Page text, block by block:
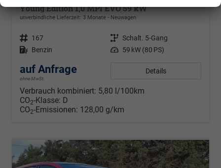
Young Edition 1,0 MPI EVO 59 kW
unverbindliche Lieferzeit: 3 Monate Neuwagen
Fahrzeugnr. 167 Getriebe Schalt. 5-Gang
Kraftstoff Benzin Leistung 59 kW (80 PS)
auf Anfrage
ohne MwSt.
Details
Verbrauch kombiniert: 5,80 l/100km
CO2-Klasse: D
CO2-Emissionen: 128,00 g/km